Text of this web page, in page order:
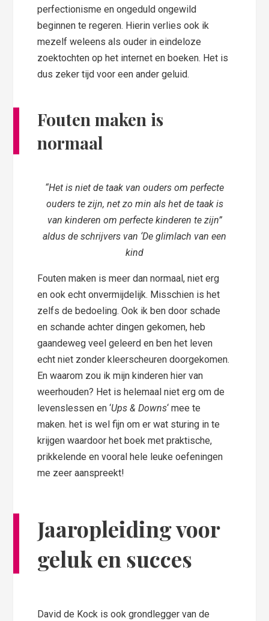
perfectionisme en ongeduld ongewild
beginnen te regeren. Hierin verlies ook ik
mezelf weleens als ouder in eindeloze
zoektochten op het internet en boeken. Het is
dus zeker tijd voor een ander geluid.
Fouten maken is
normaal
“Het is niet de taak van ouders om perfecte
ouders te zijn, net zo min als het de taak is
van kinderen om perfecte kinderen te zijn”
aldus de schrijvers van ‘De glimlach van een
kind
Fouten maken is meer dan normaal, niet erg
en ook echt onvermijdelijk. Misschien is het
zelfs de bedoeling. Ook ik ben door schade
en schande achter dingen gekomen, heb
gaandeweg veel geleerd en ben het leven
echt niet zonder kleerscheuren doorgekomen.
En waarom zou ik mijn kinderen hier van
weerhouden? Het is helemaal niet erg om de
levenslessen en ‘Ups & Downs‘ mee te
maken. het is wel fijn om er wat sturing in te
krijgen waardoor het boek met praktische,
prikkelende en vooral hele leuke oefeningen
me zeer aanspreekt!
Jaaropleiding voor
geluk en succes
David de Kock is ook grondlegger van de